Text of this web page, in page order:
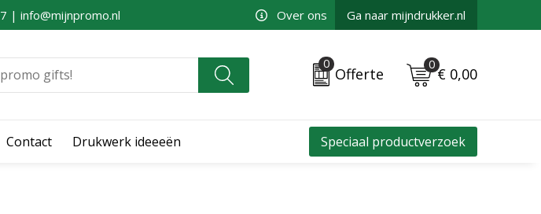
| info@mijnpromo.nl Over ons Ga naar mijndrukker.nl
0
Offerte
0
€ 0,00
Contact Drukwerk ideeeën Speciaal productverzoek